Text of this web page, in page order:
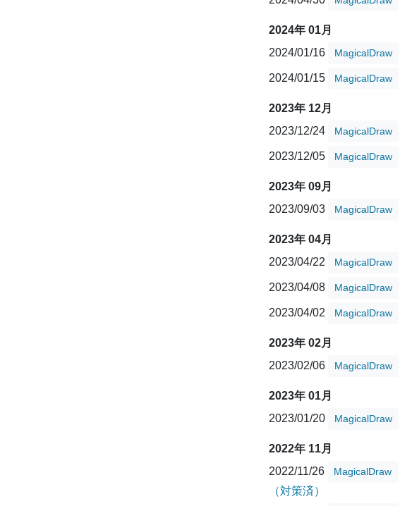
2024年 01月
2024/01/16
MagicalDraw
2024/01/15 MagicalDraw
2023年 12月
2023/12/24
MagicalDraw
2023/12/05 MagicalDraw
2023年 09月
2023/09/03
MagicalDraw
2023年 04月
2023/04/22
MagicalDraw
2023/04/08 MagicalDraw
2023/04/02 MagicalDraw
2023年 02月
2023/02/06
MagicalDraw
2023年 01月
2023/01/20
MagicalDraw
2022年 11月
2022/11/26
MagicalDraw
（対策済）